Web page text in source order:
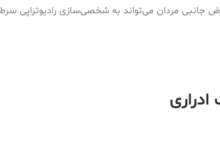
جانبی مردان می‌تواند به شخصی‌سازی رادیوتراپی